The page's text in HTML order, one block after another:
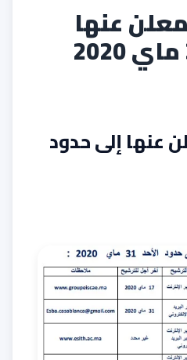
عنها
عنها إلى حدود